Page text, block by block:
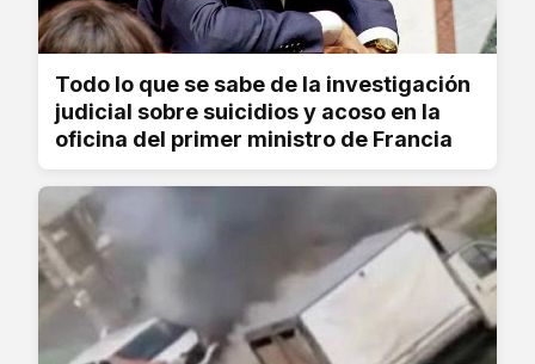
Todo lo que se sabe de la investigación
judicial sobre suicidios y acoso en la
oficina del primer ministro de Francia